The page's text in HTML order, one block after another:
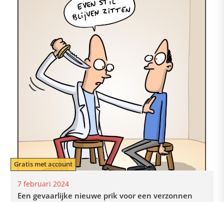
7 februari 2024
Gratis met account
Een gevaarlijke nieuwe prik voor een verzonnen